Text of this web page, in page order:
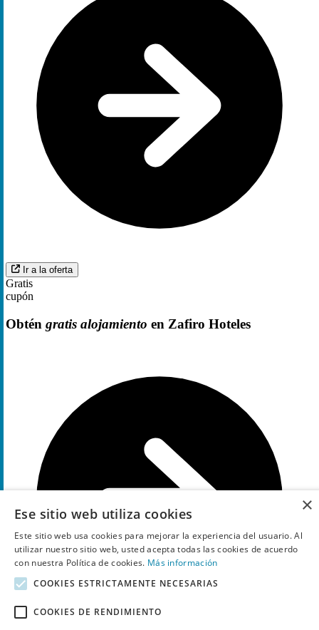
Ir a la oferta
Gratis
cupón
Obtén gratis alojamiento en Zafiro Hoteles
×
Ese sitio web utiliza cookies
Este sitio web usa cookies para mejorar la experiencia del usuario. Al
utilizar nuestro sitio web, usted acepta todas las cookies de acuerdo
con nuestra Política de cookies. Más información
COOKIES ESTRICTAMENTE NECESARIAS
COOKIES DE RENDIMIENTO